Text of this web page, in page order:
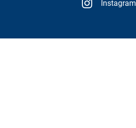
Instagram